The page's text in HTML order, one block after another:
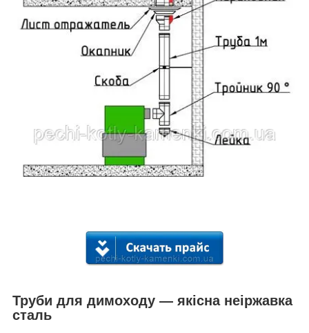
Труби для димоходу — якісна неіржавка
сталь